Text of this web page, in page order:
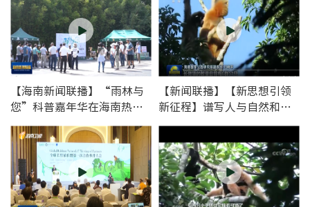
【海南新闻联播】“雨林与
您”科普嘉年华在海南热带
【新闻联播】【新思想引领
新征程】谱写人与自然和谐